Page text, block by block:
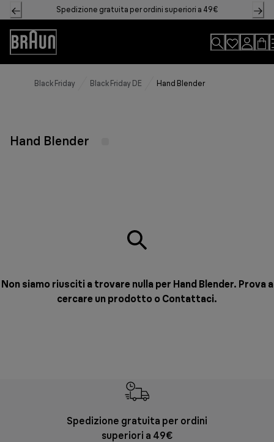
Skip
to
Content
Spedizione gratuita per ordini superiori a 49€
Accessibility
Statement
Black Friday Black Friday DE Hand Blender
Hand Blender
Non siamo riusciti a trovare nulla per Hand Blender. Prova a
cercare un prodotto o Contattaci.
Spedizione gratuita per ordini
superiori a 49€